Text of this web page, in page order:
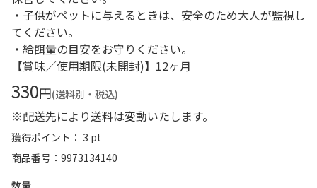
・子供がペットに与えるときは、安全のため大人が監視し
てください。
・給餌量の目安をお守りください。
【賞味／使用期限(未開封)】12ヶ月
330円(送料別・税込)
※配送先により送料は変動いたします。
獲得ポイント： 3 pt
商品番号
9973134140
数量